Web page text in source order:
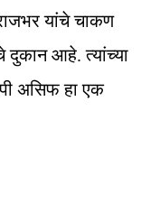
राजभर यांचे चाकण
दुकान आहे. त्यांच्या
असिफ हा एक